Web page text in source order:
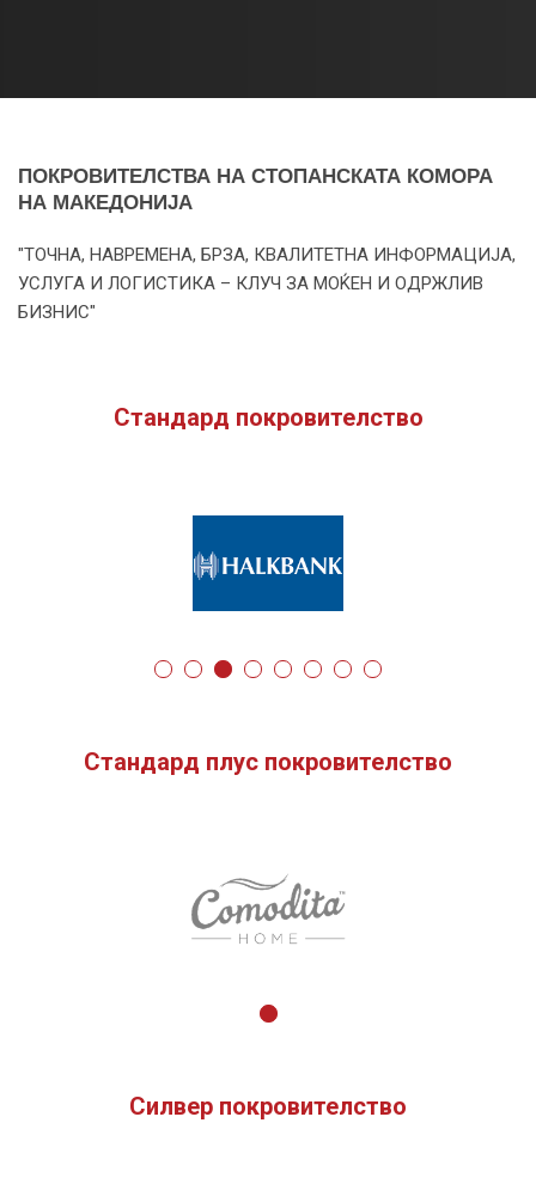
ПОКРОВИТЕЛСТВА НА СТОПАНСКАТА КОМОРА
НА МАКЕДОНИЈА
"ТОЧНА, НАВРЕМЕНА, БРЗА, КВАЛИТЕТНА ИНФОРМАЦИЈА,
УСЛУГА И ЛОГИСТИКА – КЛУЧ ЗА МОЌЕН И ОДРЖЛИВ
БИЗНИС"
Стандард покровителство
Стандард плус покровителство
Силвер покровителство